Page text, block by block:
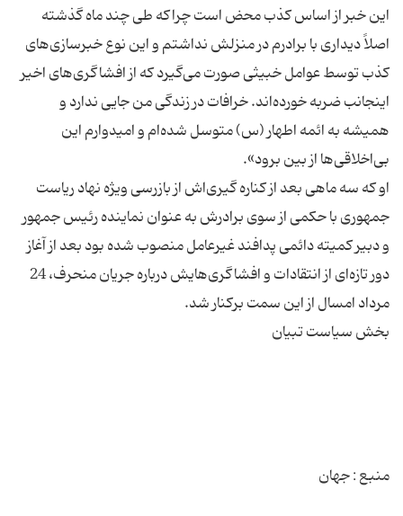
این خبر از اساس کذب محض است چراکه طی چند ماه گذشته
اصلاً دیداری با برادرم در منزلش نداشتم و این نوع خبرسازی‌های
کذب توسط عوامل خبیثی صورت می‌گیرد که از افشاگری‌های اخیر
اینجانب ضربه خورده‌اند. خرافات در زندگی من جایی ندارد و
همیشه به ائمه اطهار (س) متوسل شده‌ام و امیدوارم این
او که سه ماهی بعد از کناره گیری‌اش از بازرسی ویژه نهاد ریاست
جمهوری با حکمی از سوی برادرش به عنوان نماینده رئیس جمهور
و دبیر کمیته دائمی پدافند غیرعامل منصوب شده بود بعد از آغاز
دور تازه‌ای از انتقادات و افشاگری‌هایش درباره جریان منحرف، 24
منبع : جهان